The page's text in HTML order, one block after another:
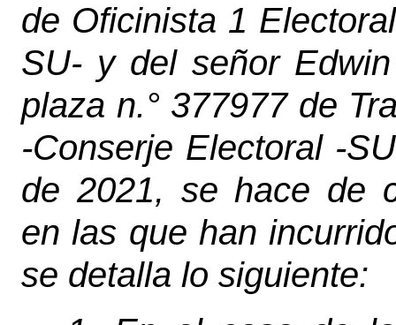
de Oficinista 1
SU- y del señor
plaza n.° 377977 de
-Conserje Electoral -
de 2021, se hace de
en las que han
se detalla lo siguiente: